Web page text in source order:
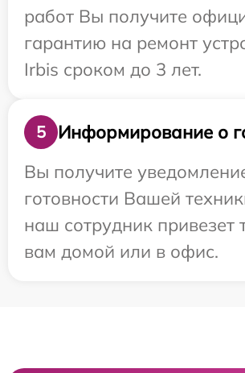
работ Вы получите
гарантию на ремонт
Irbis сроком до 3 лет.
5
Информирование о
Вы получите
готовности Вашей
наш сотрудник привезет
вам домой или в офис.